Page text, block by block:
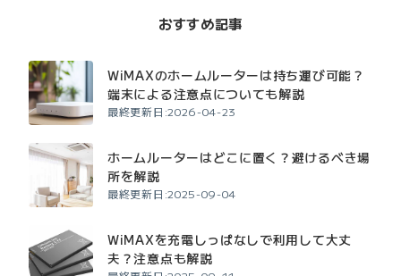
おすすめ記事
WiMAXのホームルーターは持ち運び可能？
端末による注意点についても解説
最終更新日:2026-04-23
ホームルーターはどこに置く？避けるべき場
所を解説
最終更新日:2025-09-04
WiMAXを充電しっぱなしで利用して大丈
夫？注意点も解説